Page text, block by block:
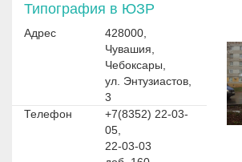
Типография в ЮЗР
Адрес
428000,
Чувашия,
Чебоксары,
ул. Энтузиастов,
3
Телефон
+7(8352) 22-03-
05,
22-03-03